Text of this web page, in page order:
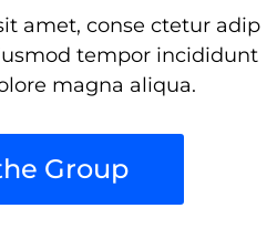
amet, conse ctetur adip
tempor incididunt
magna aliqua.
Group